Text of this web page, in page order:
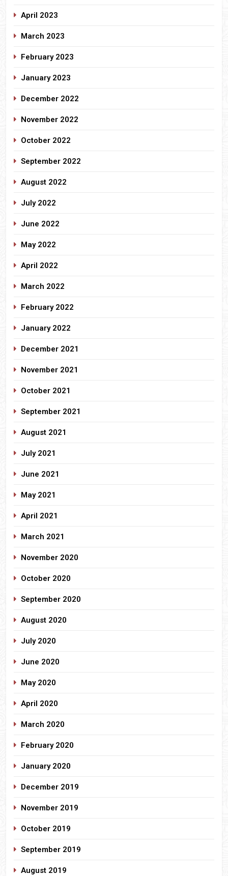
April 2023
March 2023
February 2023
January 2023
December 2022
November 2022
October 2022
September 2022
August 2022
July 2022
June 2022
May 2022
April 2022
March 2022
February 2022
January 2022
December 2021
November 2021
October 2021
September 2021
August 2021
July 2021
June 2021
May 2021
April 2021
March 2021
November 2020
October 2020
September 2020
August 2020
July 2020
June 2020
May 2020
April 2020
March 2020
February 2020
January 2020
December 2019
November 2019
October 2019
September 2019
August 2019